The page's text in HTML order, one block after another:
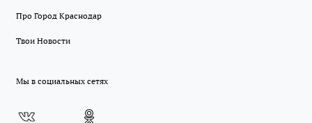
Про Город Краснодар
Твои Новости
Мы в социальных сетях